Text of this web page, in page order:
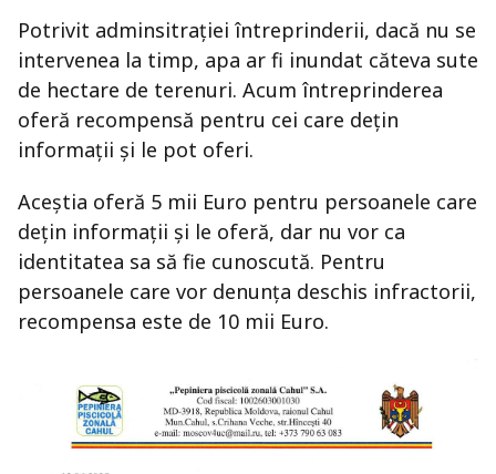
Potrivit adminsitrației întreprinderii, dacă nu se
intervenea la timp, apa ar fi inundat căteva sute
de hectare de terenuri. Acum întreprinderea
oferă recompensă pentru cei care dețin
informații și le pot oferi.
Aceștia oferă 5 mii Euro pentru persoanele care
dețin informații și le oferă, dar nu vor ca
identitatea sa să fie cunoscută. Pentru
persoanele care vor denunța deschis infractorii,
recompensa este de 10 mii Euro.